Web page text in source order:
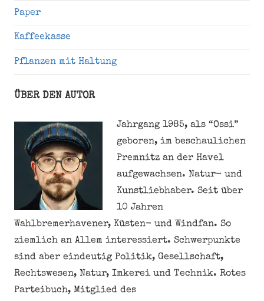
Paper
Kaffeekasse
Pflanzen mit Haltung
ÜBER DEN AUTOR
Jahrgang 1985, als “Ossi”
geboren, im beschaulichen
Premnitz an der Havel
aufgewachsen. Natur- und
Kunstliebhaber. Seit über
10 Jahren
Wahlbremerhavener, Küsten- und Windfan. So
ziemlich an Allem interessiert. Schwerpunkte
sind aber eindeutig Politik, Gesellschaft,
Rechtswesen, Natur, Imkerei und Technik. Rotes
Parteibuch, Mitglied des